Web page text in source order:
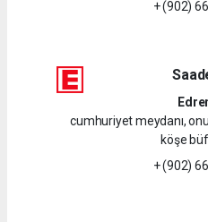
+ (902)
cumhuriyet meydanı,
köşe
+ (902)